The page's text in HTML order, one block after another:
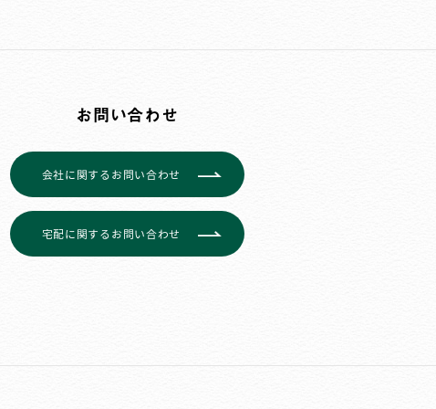
お問い合わせ
会社に関するお問い合わせ
宅配に関するお問い合わせ